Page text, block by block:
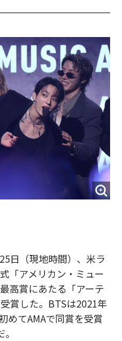
o
o
u
t
o
i
n
日（現地時間）、米ラ
「アメリカン・ミュー
高賞にあたる「アーテ
賞した。BTSは2021年
めてAMAで同賞を受賞
。